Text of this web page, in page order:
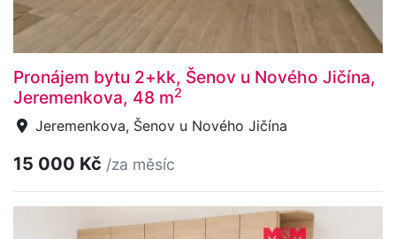
Pronájem bytu 2+kk, Šenov u Nového Jičína,
Jeremenkova, 48 m2
Jeremenkova, Šenov u Nového Jičína
15 000 Kč /za měsíc